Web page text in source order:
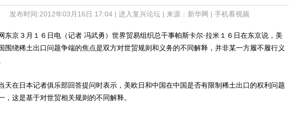
发布时间:2012年03月16日 17:04 | 进入复兴论坛| 来源：新华网 | 手机看视频
京３月１６日电（记者 冯武勇）世界贸易组织总干事帕斯卡尔·拉米１６日在东京说，美
围绕稀土出口问题争端的焦点是双方对世贸规则和义务的不同解释，并非某一方履不履行义
在日本记者俱乐部回答提问时表示，美欧日和中国在中国是否有限制稀土出口的权利问题
，这是基于对世贸相关规则的不同解释。